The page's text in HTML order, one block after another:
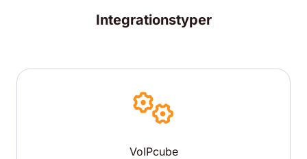
Integrationstyper
VoIPcube